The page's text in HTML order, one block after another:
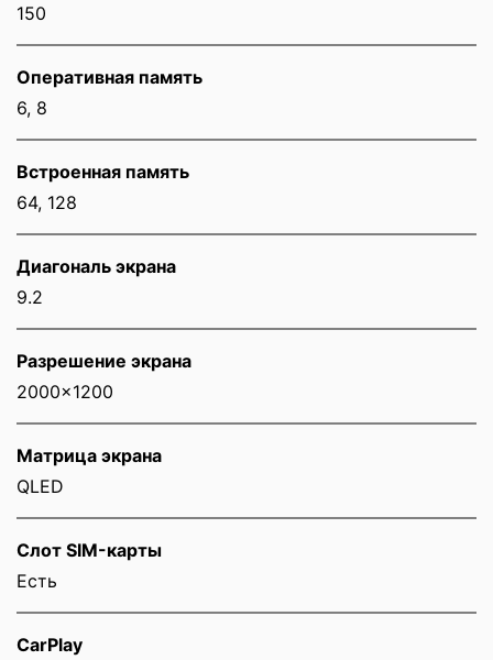
150
Оперативная память
6, 8
Встроенная память
64, 128
Диагональ экрана
9.2
Разрешение экрана
2000x1200
Матрица экрана
QLED
Слот SIM-карты
Eсть
CarPlay